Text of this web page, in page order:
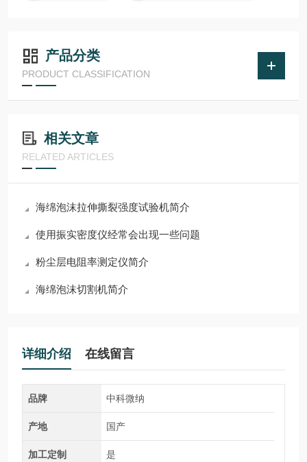
产品分类
PRODUCT CLASSIFICATION
相关文章
RELATED ARTICLES
海绵泡沫拉伸撕裂强度试验机简介
使用振实密度仪经常会出现一些问题
粉尘层电阻率测定仪简介
海绵泡沫切割机简介
详细介绍 在线留言
品牌 中科微纳
产地 国产
加工定制 是